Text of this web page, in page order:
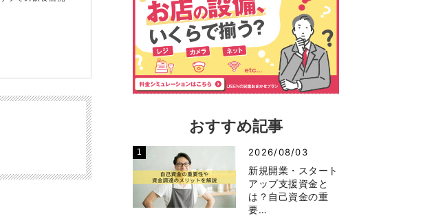
おすすめ記事
2026/08/03
新規開業・スタート
アップ支援資金と
は？自己資金の重
要…